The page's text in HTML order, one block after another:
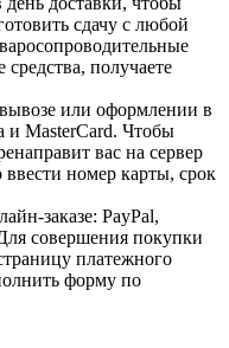
сдачу с любой
получаете
или оформлении в
и MasterCard. Чтобы
вас на сервер
номер карты, срок
заказе: PayPal,
совершения покупки
платежного
форму по